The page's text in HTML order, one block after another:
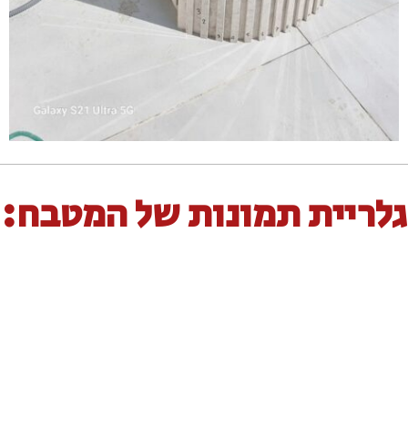
גלריית תמונות של המטבח: